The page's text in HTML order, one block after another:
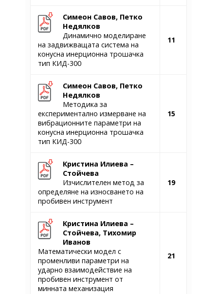
Симеон Савов, Петко
Недялков
Динамично моделиране
на задвижващата система на
конусна инерционна трошачка
тип КИД-300
11
Симеон Савов, Петко
Недялков
Методика за
експериментално измерване на
вибрационните параметри на
конусна инерционна трошачка
тип КИД-300
15
Кристина Илиева –
Стойчева
Изчислителен метод за
определяне на износването на
пробивен инструмент
19
Кристина Илиева –
Стойчева, Тихомир
Иванов
Математически модел с
променливи параметри на
ударно взаимодействие на
пробивен инструмент от
минната механизация
21